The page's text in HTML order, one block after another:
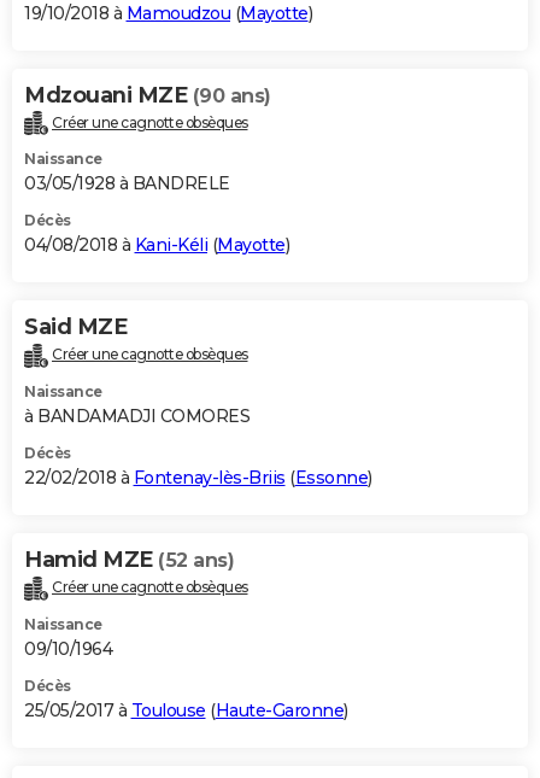
19/10/2018 à Mamoudzou (Mayotte)
Mdzouani MZE (90 ans)
Créer une cagnotte obsèques
Naissance
03/05/1928 à BANDRELE
Décès
04/08/2018 à Kani-Kéli (Mayotte)
Said MZE
Créer une cagnotte obsèques
Naissance
à BANDAMADJI COMORES
Décès
22/02/2018 à Fontenay-lès-Briis (Essonne)
Hamid MZE (52 ans)
Créer une cagnotte obsèques
Naissance
09/10/1964
Décès
25/05/2017 à Toulouse (Haute-Garonne)